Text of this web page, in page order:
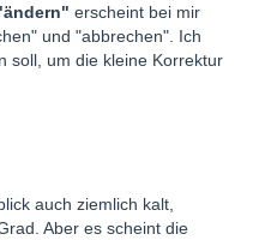
erscheint bei mir
und "abbrechen". Ich
soll, um die kleine Korrektur
auch ziemlich kalt,
Aber es scheint die